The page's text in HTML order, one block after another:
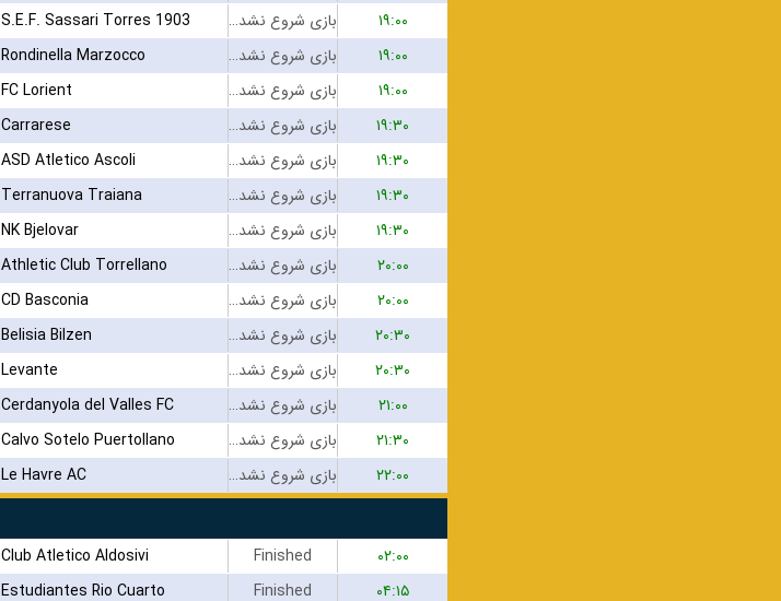
S.E.F. Sassari Torres 1903 بازی شروع نشده است
۱۹:۰۰
Rondinella Marzocco بازی شروع نشده است
۱۹:۰۰
FC Lorient بازی شروع نشده است
۱۹:۰۰
Carrarese بازی شروع نشده است
۱۹:۳۰
ASD Atletico Ascoli بازی شروع نشده است
۱۹:۳۰
Terranuova Traiana بازی شروع نشده است
۱۹:۳۰
NK Bjelovar بازی شروع نشده است
۱۹:۳۰
Athletic Club Torrellano بازی شروع نشده است
۲۰:۰۰
CD Basconia بازی شروع نشده است
۲۰:۰۰
Belisia Bilzen بازی شروع نشده است
۲۰:۳۰
Levante بازی شروع نشده است
۲۰:۳۰
Cerdanyola del Valles FC بازی شروع نشده است
۲۱:۰۰
Calvo Sotelo Puertollano بازی شروع نشده است
۲۱:۳۰
Le Havre AC بازی شروع نشده است
۲۲:۰۰
Club Atletico Aldosivi Finished
۰۲:۰۰
Estudiantes Rio Cuarto Finished ۰۴:۱۵